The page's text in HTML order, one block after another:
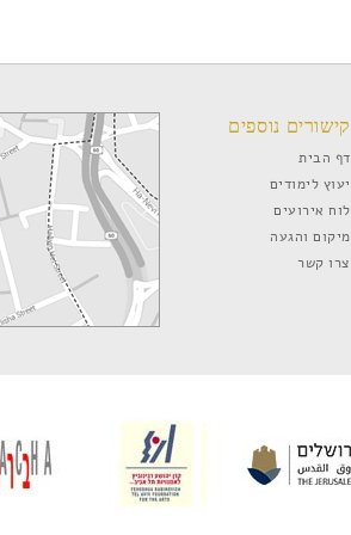
קישורים נוספים
דף הבית
יעוץ לימודים
לוח אירועים
מיקום והגעה
צרו קשר